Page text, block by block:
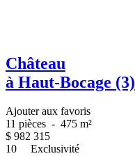
Château
à Haut-Bocage (3)
Ajouter aux favoris
11 pièces - 475 m²
$ 982 315
10
Exclusivité